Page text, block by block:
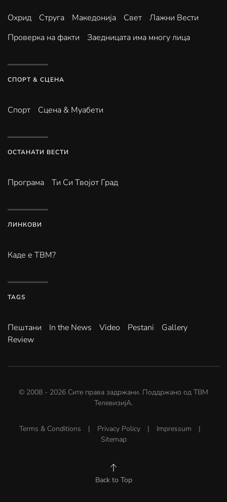
Охрид Струга Македонија Свет
Лажни Вести
Проверка на факти
Заедницата има многу лица
СПОРТ & СЦЕНА
Спорт Сцена & Муабети
ОСТАНАТИ ВЕСТИ
Програма Ти Си Твојот Град
ЛИНКОВИ
Каде е ТВМ?
TAGS
Пештани In the News Video Pestani
Gallery
Review
© 2008 - 2026 Сите права задржани. Поддржано од ТВМ
ТелевизијА.
Terms & Conditions | Privacy Policy | Impressum |
Sitemap
Back to Top